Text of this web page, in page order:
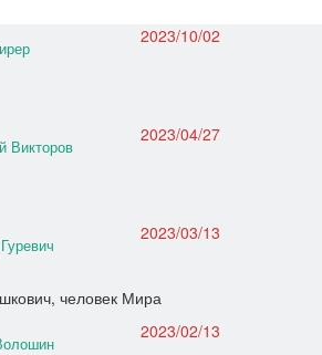
2023/10/02
Викторов
2023/04/27
2023/03/13
человек Мира
2023/02/13